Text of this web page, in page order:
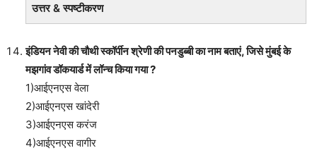
उत्तर & स्पष्टीकरण
इंडियन नेवी की चौथी स्कॉर्पीन श्रेणी की पनडुब्बी का नाम बताएं, जिसे मुंबई के
मझगांव डॉकयार्ड में लॉन्च किया गया ?
1)आईएनएस वेला
2)आईएनएस खांदेरी
3)आईएनएस करंज
4)आईएनएस वागीर